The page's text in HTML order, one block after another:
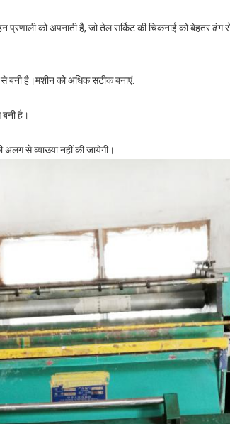
प्रणाली को अपनाती है, जो तेल सर्किट की चिकनाई को बेहतर
से बनी है।मशीन को अधिक सटीक बनाएं.
है।
से व्याख्या नहीं की जायेगी।